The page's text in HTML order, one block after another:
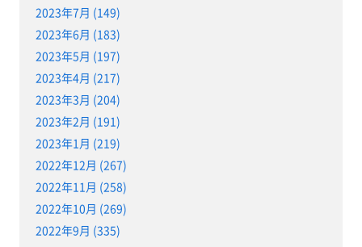
2023年7月 (149)
2023年6月 (183)
2023年5月 (197)
2023年4月 (217)
2023年3月 (204)
2023年2月 (191)
2023年1月 (219)
2022年12月 (267)
2022年11月 (258)
2022年10月 (269)
2022年9月 (335)